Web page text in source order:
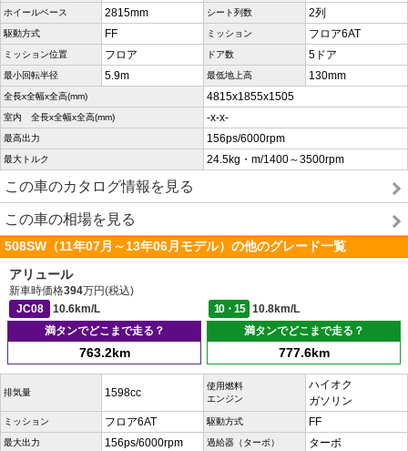
ホイールベース 2815mm シート列数 2列
駆動方式 FF ミッション フロア6AT
ミッション位置 フロア ドア数 5ドア
最小回転半径 5.9m 最低地上高 130mm
全長x全幅x全高(mm) 4815x1855x1505
室内 全長x全幅x全高(mm) -x-x-
最高出力 156ps/6000rpm
最大トルク 24.5kg・m/1400～3500rpm
この車のカタログ情報を見る
この車の相場を見る
508SW（11年07月～13年06月モデル）の他のグレード一覧
アリュール
新車時価格394万円(税込)
JC08
10.6km/L 10・15
10.8km/L
満タンでどこまで走る？
763.2km
満タンでどこまで走る？
777.6km
排気量 1598cc
使用燃料
エンジン
ハイオク
ガソリン
ミッション フロア6AT 駆動方式 FF
最大出力 156ps/6000rpm 過給器（ターボ） ターボ